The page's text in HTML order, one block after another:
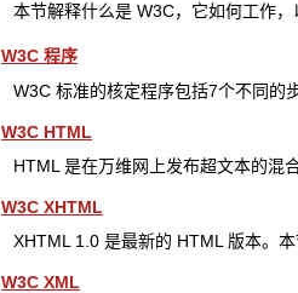
本节解释什么是 W3C，它如何工作
W3C 程序
W3C 标准的核定程序包括7个不同的
W3C HTML
HTML 是在万维网上发布超文本的混
W3C XHTML
XHTML 1.0 是最新的 HTML 版本。
W3C XML